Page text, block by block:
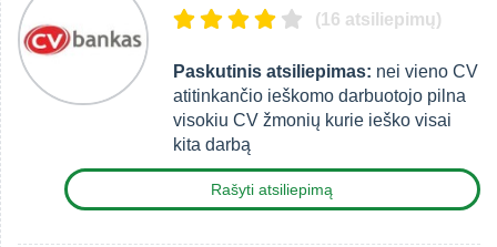
(16 atsiliepimų)
Paskutinis atsiliepimas: nei vieno CV
atitinkančio ieškomo darbuotojo pilna
visokiu CV žmonių kurie ieško visai
kita darbą
Rašyti atsiliepimą